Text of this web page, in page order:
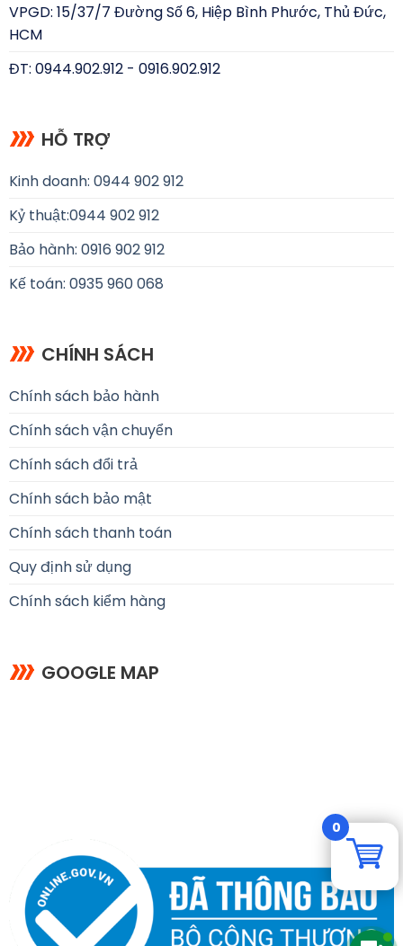
VPGD: 15/37/7 Đường Số 6, Hiệp Bình Phước, Thủ Đức,
HCM
ĐT: 0944.902.912 - 0916.902.912
HỖ TRỢ
Kinh doanh: 0944 902 912
Kỷ thuật:0944 902 912
Bảo hành: 0916 902 912
Kế toán: 0935 960 068
CHÍNH SÁCH
Chính sách bảo hành
Chính sách vận chuyển
Chính sách đổi trả
Chính sách bảo mật
Chính sách thanh toán
Quy định sử dụng
Chính sách kiểm hàng
GOOGLE MAP
0